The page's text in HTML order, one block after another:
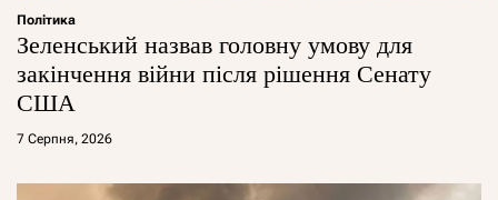
Політика
Зеленський назвав головну умову для
закінчення війни після рішення Сенату
США
7 Серпня, 2026